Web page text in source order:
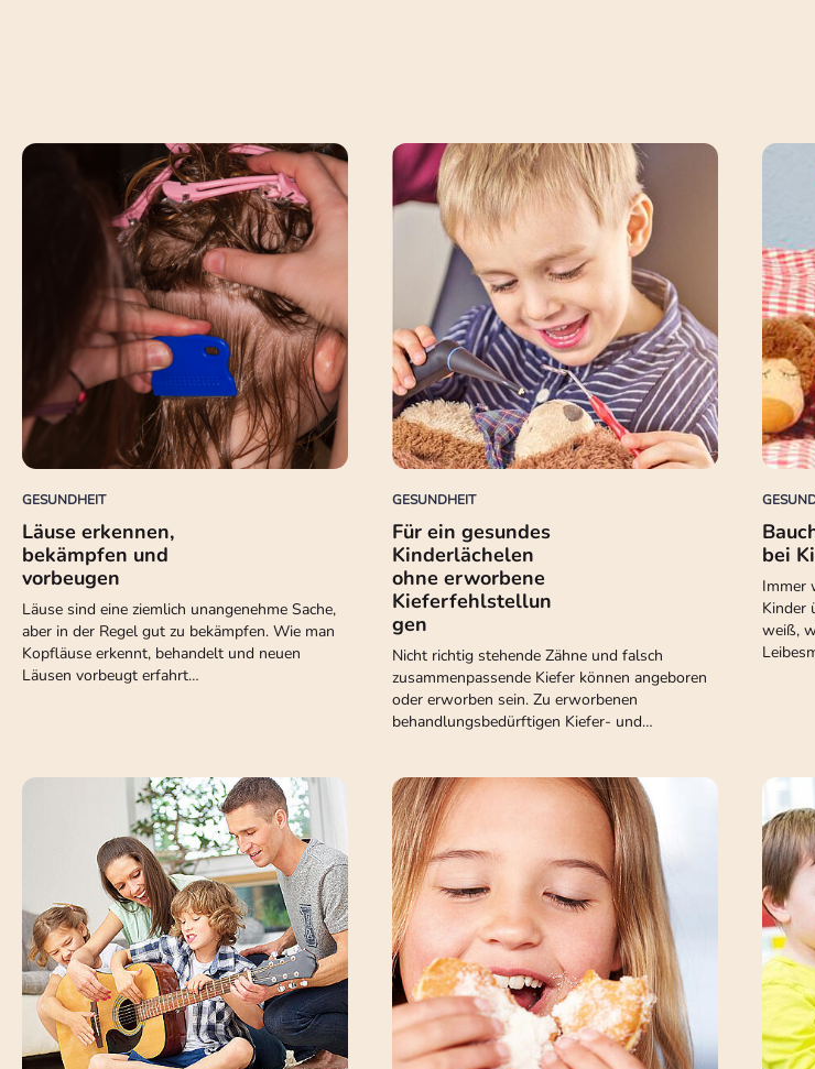
GESUNDHEIT
Läuse erkennen,
bekämpfen und
vorbeugen
Läuse sind eine ziemlich unangenehme Sache,
aber in der Regel gut zu bekämpfen. Wie man
Kopfläuse erkennt, behandelt und neuen
Läusen vorbeugt erfahrt…
GESUNDHEIT
Für ein gesundes
Kinderlächelen
ohne erworbene
Kieferfehlstellun
gen
Nicht richtig stehende Zähne und falsch
zusammenpassende Kiefer können angeboren
oder erworben sein. Zu erworbenen
behandlungsbedürftigen Kiefer- und…
bei
Immer
Kinder
weiß,